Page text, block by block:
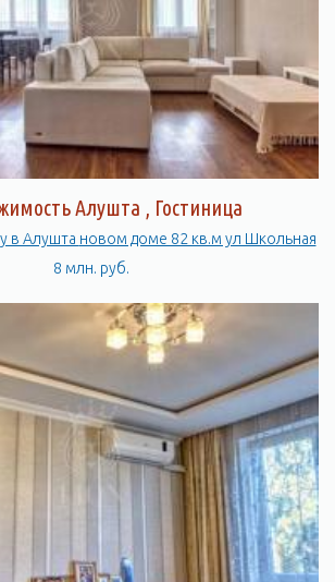
Алушта , Гостиница
Купить 2-к квартиру в Алушта новом доме 82 кв.м ул Школьная
8 млн. руб.